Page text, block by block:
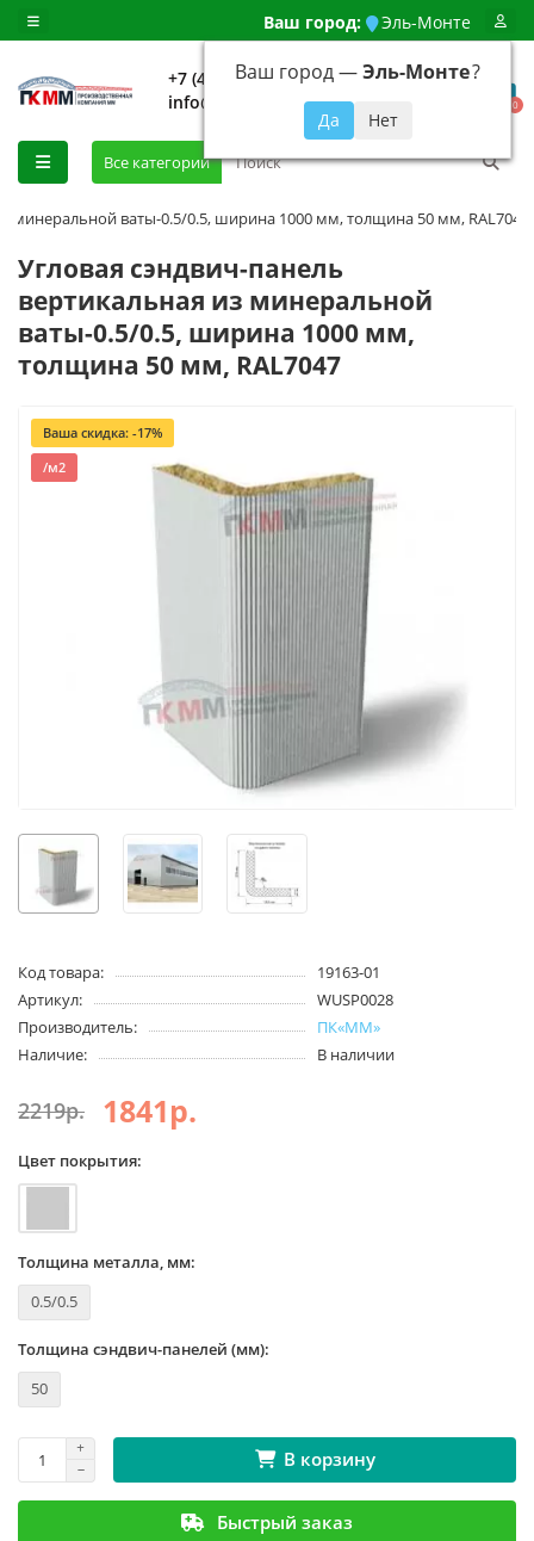
Ваш город: Эль-Монте
Ваш город —Эль-Монте?
+7 (499) 648-92-94
info@evroshtaketnikmoskva.ru
0
Все категории
минеральной ваты-0.5/0.5, ширина 1000 мм, толщина 50 мм, RAL7047
Угловая сэндвич-панель
вертикальная из минеральной
ваты-0.5/0.5, ширина 1000 мм,
толщина 50 мм, RAL7047
Ваша скидка: -17%
/м2
Код товара:
19163-01
Артикул:
WUSP0028
Производитель:
ПК«ММ»
Наличие:
В наличии
2219р. 1841р.
Цвет покрытия:
Толщина металла, мм:
0.5/0.5
Толщина сэндвич-панелей (мм):
50
В корзину
Быстрый заказ